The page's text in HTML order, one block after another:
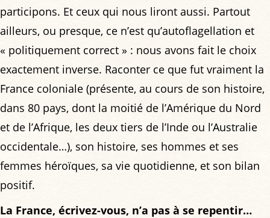
participons. Et ceux qui nous liront aussi. Partout
ailleurs, ou presque, ce n’est qu’autoflagellation et
« politiquement correct » : nous avons fait le choix
exactement inverse. Raconter ce que fut vraiment la
France coloniale (présente, au cours de son histoire,
dans 80 pays, dont la moitié de l’Amérique du Nord
et de l’Afrique, les deux tiers de l’Inde ou l’Australie
occidentale…), son histoire, ses hommes et ses
femmes héroïques, sa vie quotidienne, et son bilan
positif.
La France, écrivez-vous, n’a pas à se repentir…